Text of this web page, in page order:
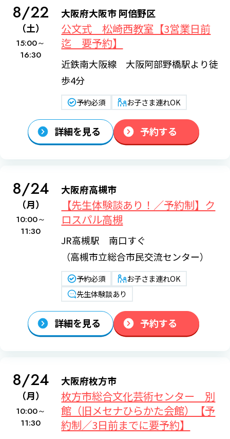
8/22
（土）
15:00～
16:30
大阪府大阪市 阿倍野区
公文式 松崎西教室【3営業日前
迄 要予約】
近鉄南大阪線 大阪阿部野橋駅より徒
歩4分
予約必須 お子さま連れOK
詳細を見る 予約する
8/24
（月）
10:00～
11:30
大阪府高槻市
【先生体験談あり！／予約制】ク
ロスパル高槻
JR高槻駅 南口すぐ
（高槻市立総合市民交流センター）
予約必須
お子さま連れOK
先生体験談あり
詳細を見る 予約する
8/24
（月）
10:00～
11:30
大阪府枚方市
枚方市総合文化芸術センター 別
館（旧メセナひらかた会館）【予
約制／3日前までに要予約】